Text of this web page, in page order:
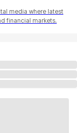
media where latest
financial markets.